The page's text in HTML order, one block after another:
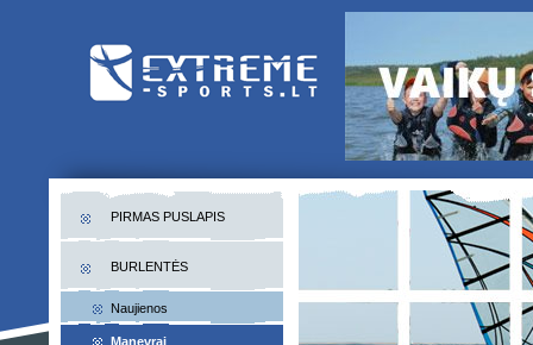
EXTREME-SPORTS.LT
PIRMAS PUSLAPIS
BURLENTĖS
Naujienos
Manevrai